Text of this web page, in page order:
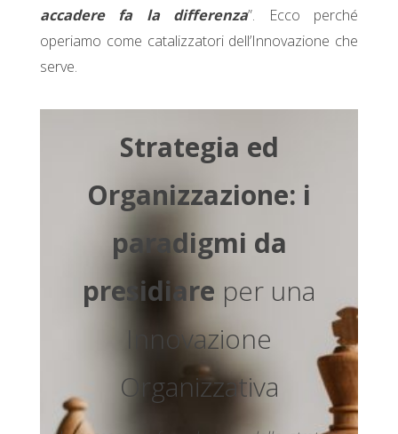
accadere fa la differenza”. Ecco perché
operiamo come catalizzatori dell’Innovazione che
serve.
Strategia ed
Organizzazione: i
paradigmi da
presidiare per una
Innovazione
Organizzativa